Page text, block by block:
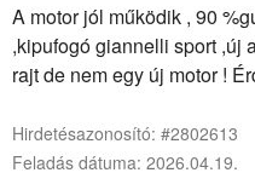
A motor jól működik , 90
,kipufogó giannelli sport ,új
rajt de nem egy új motor !
Hirdetésazonosító: #2802613
Feladás dátuma: 2026.04.19.